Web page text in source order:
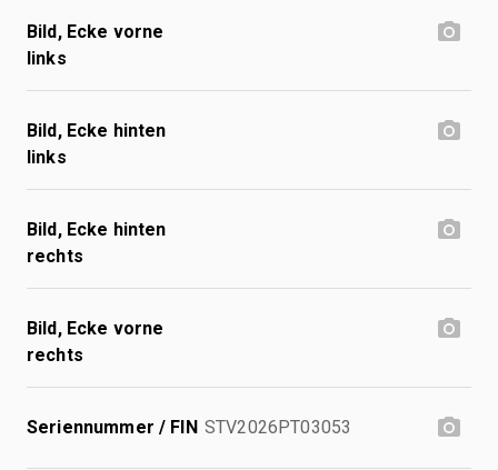
Bild, Ecke vorne
links
Bild, Ecke hinten
links
Bild, Ecke hinten
rechts
Bild, Ecke vorne
rechts
Seriennummer / FIN STV2026PT03053